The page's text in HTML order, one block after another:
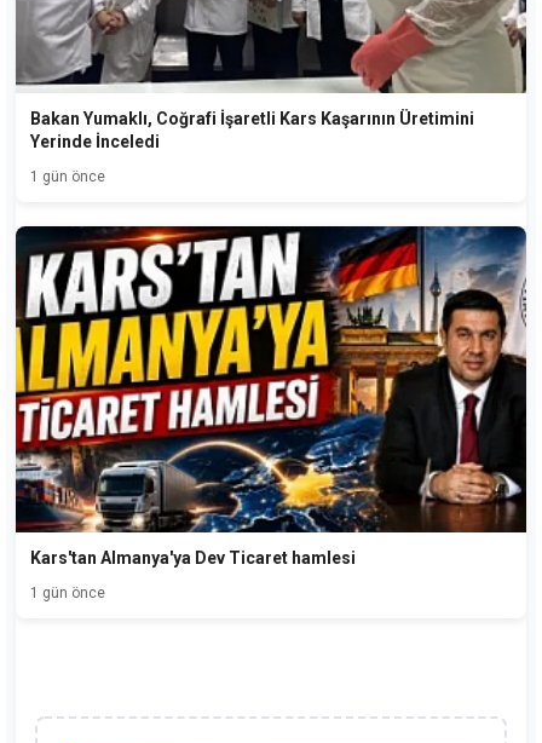
Bakan Yumaklı, Coğrafi İşaretli Kars Kaşarının Üretimini
Yerinde İnceledi
1 gün önce
Kars'tan Almanya'ya Dev Ticaret hamlesi
1 gün önce